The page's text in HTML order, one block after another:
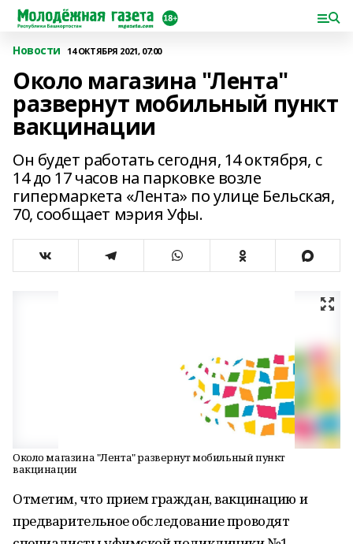
Новости 14 ОКТЯБРЯ 2021, 07:00
Около магазина "Лента"
развернут мобильный пункт
вакцинации
Он будет работать сегодня, 14 октября, с
14 до 17 часов на парковке возле
гипермаркета «Лента» по улице Бельская,
70, сообщает мэрия Уфы.
Около магазина "Лента" развернут мобильный пункт
вакцинации
Отметим, что прием граждан, вакцинацию и
предварительное обследование проводят